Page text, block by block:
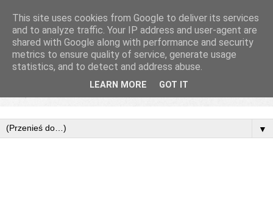
▼
This site uses cookies from Google to deliver its services
and to analyze traffic. Your IP address and user-agent are
shared with Google along with performance and security
metrics to ensure quality of service, generate usage
statistics, and to detect and address abuse.
LEARN MORE GOT IT